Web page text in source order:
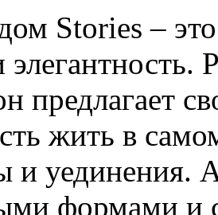
Stories –
предлагает
жить в
уединения.
формами и